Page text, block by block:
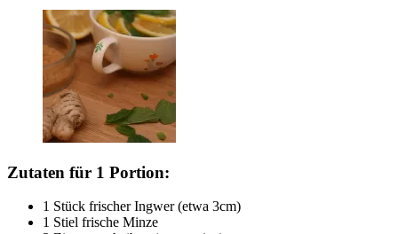
Zutaten für 1 Portion:
1 Stück frischer Ingwer (etwa 3cm)
1 Stiel frische Minze